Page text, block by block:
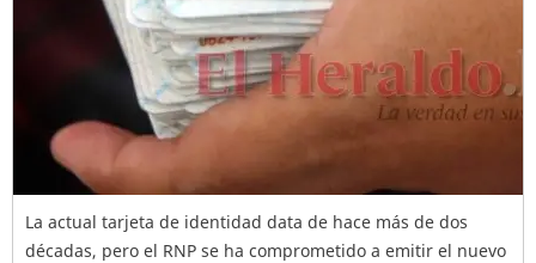
La actual tarjeta de identidad data de hace más de dos
décadas, pero el RNP se ha comprometido a emitir el nuevo